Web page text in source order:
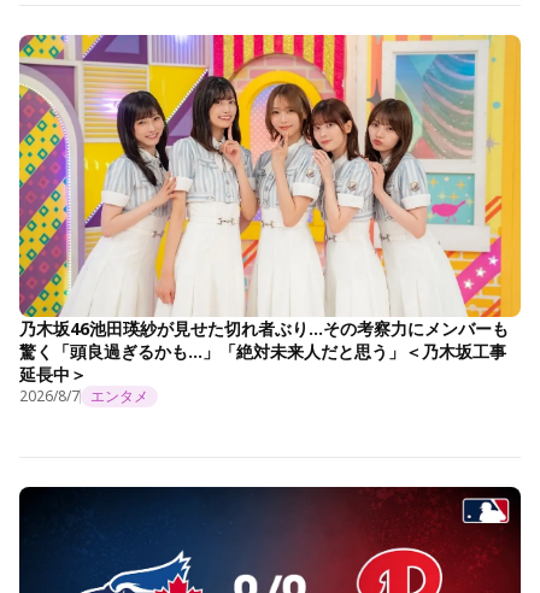
乃木坂46池田瑛紗が見せた切れ者ぶり…その考察力にメンバーも
驚く「頭良過ぎるかも…」「絶対未来人だと思う」＜乃木坂工事
延長中＞
2026/8/7 エンタメ